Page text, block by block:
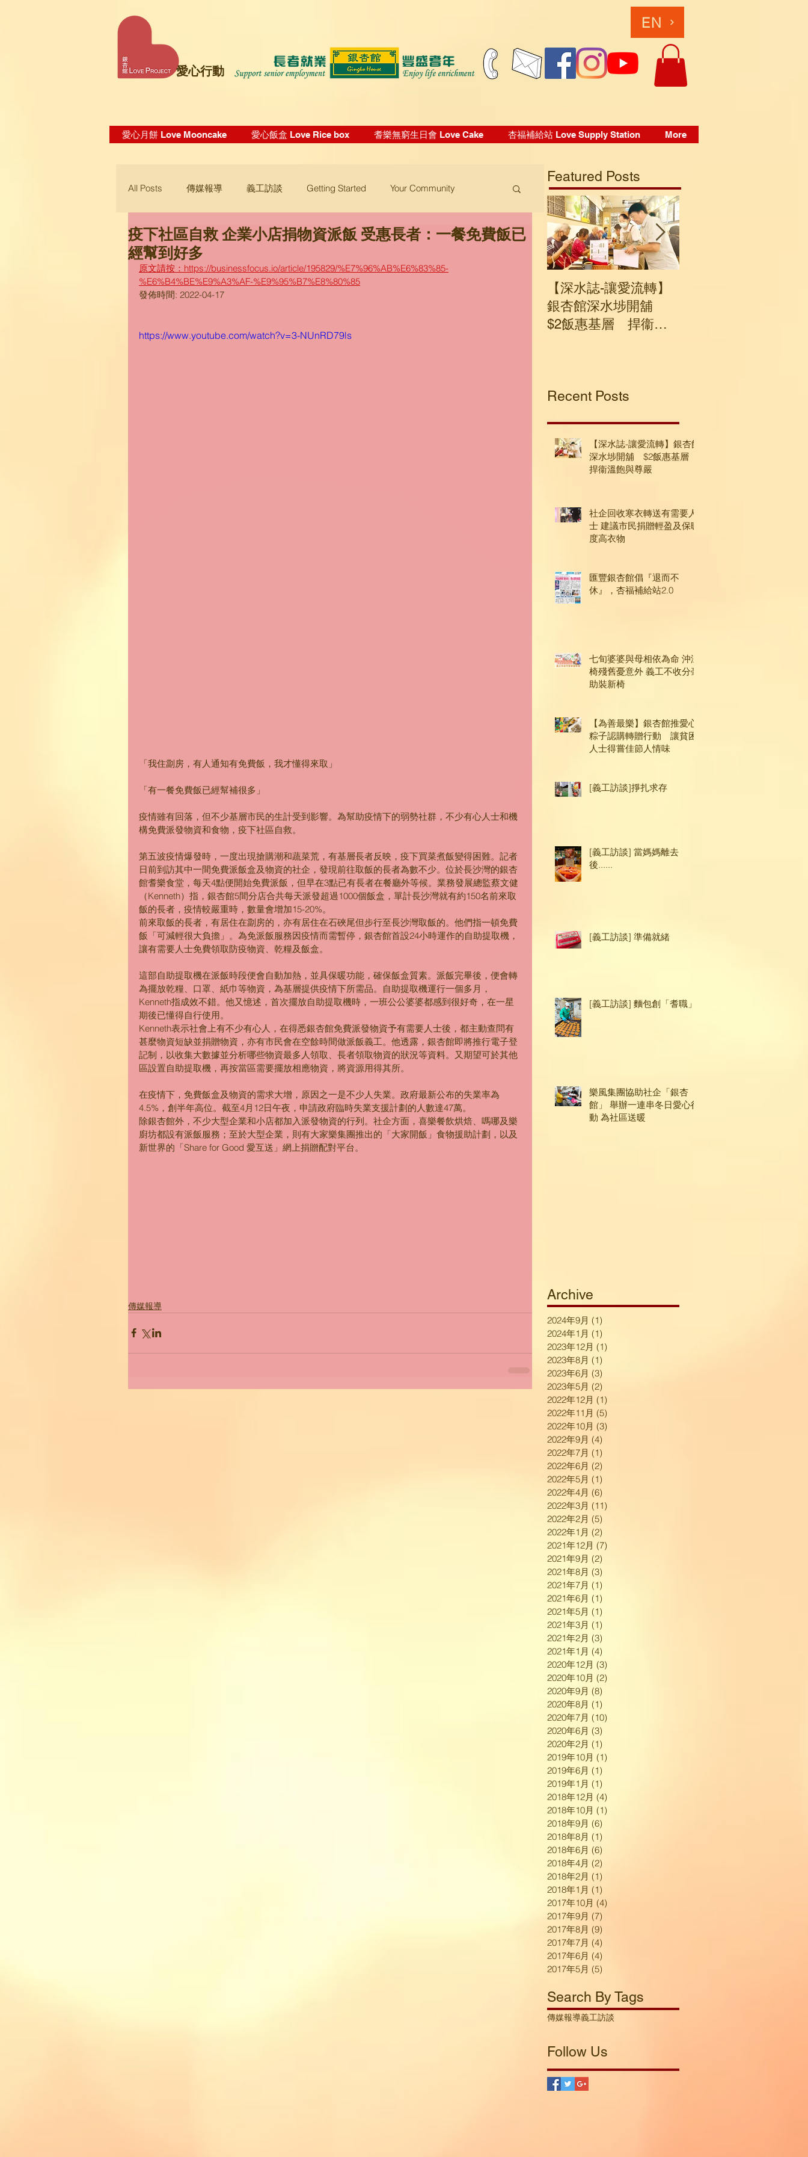
愛心行動
EN
愛心月餅 Love Mooncake 愛心飯盒 Love Rice box 耆樂無窮生日會 Love Cake 杏福補給站 Love Supply Station More
All Posts 傳媒報導 義工訪談 Getting Started Your Community
Blogging Tips
疫下社區自救 企業小店捐物資派飯 受惠長者：一餐免費飯已
經幫到好多
原文請按：https://businessfocus.io/article/195829/%E7%96%AB%E6%83%85-
%E6%B4%BE%E9%A3%AF-%E9%95%B7%E8%80%85
發佈時間: 2022-04-17
https://www.youtube.com/watch?v=3-NUnRD79ls
「我住劏房，有人通知有免費飯，我才懂得來取」
「有一餐免費飯已經幫補很多」
疫情雖有回落，但不少基層市民的生計受到影響。為幫助疫情下的弱勢社群，不少有心人士和機
構免費派發物資和食物，疫下社區自救。
第五波疫情爆發時，一度出現搶購潮和蔬菜荒，有基層長者反映，疫下買菜煮飯變得困難。記者
日前到訪其中一間免費派飯盒及物資的社企，發現前往取飯的長者為數不少。位於長沙灣的銀杏
館耆樂食堂，每天4點便開始免費派飯，但早在3點已有長者在餐廳外等候。業務發展總監蔡文健
（Kenneth）指，銀杏館5間分店合共每天派發超過1000個飯盒，單計長沙灣就有約150名前來取
飯的長者，疫情較嚴重時，數量會增加15-20%。
前來取飯的長者，有居住在劏房的，亦有居住在石硤尾但步行至長沙灣取飯的。他們指一頓免費
飯「可減輕很大負擔」。為免派飯服務因疫情而需暫停，銀杏館首設24小時運作的自助提取機，
讓有需要人士免費領取防疫物資、乾糧及飯盒。
這部自助提取機在派飯時段便會自動加熱，並具保暖功能，確保飯盒質素。派飯完畢後，便會轉
為擺放乾糧、口罩、紙巾等物資，為基層提供疫情下所需品。自助提取機運行一個多月，
Kenneth指成效不錯。他又憶述，首次擺放自助提取機時，一班公公婆婆都感到很好奇，在一星
期後已懂得自行使用。
Kenneth表示社會上有不少有心人，在得悉銀杏館免費派發物資予有需要人士後，都主動查問有
甚麼物資短缺並捐贈物資，亦有市民會在空餘時間做派飯義工。他透露，銀杏館即將推行電子登
記制，以收集大數據並分析哪些物資最多人領取、長者領取物資的狀況等資料。又期望可於其他
區設置自助提取機，再按當區需要擺放相應物資，將資源用得其所。
在疫情下，免費飯盒及物資的需求大增，原因之一是不少人失業。政府最新公布的失業率為
4.5%，創半年高位。截至4月12日午夜，申請政府臨時失業支援計劃的人數達47萬。
除銀杏館外，不少大型企業和小店都加入派發物資的行列。社企方面，喜樂餐飲烘焙、嗎哪及樂
廚坊都設有派飯服務；至於大型企業，則有大家樂集團推出的「大家開飯」食物援助計劃，以及
新世界的「Share for Good 愛互送」網上捐贈配對平台。
傳媒報導
Featured Posts
【深水誌-讓愛流轉】
銀杏館深水埗開舖
$2飯惠基層 捍衞溫
Recent Posts
【深水誌-讓愛流轉】銀杏館
深水埗開舖 $2飯惠基層
捍衞溫飽與尊嚴
社企回收寒衣轉送有需要人
士 建議市民捐贈輕盈及保暖
度高衣物
匯豐銀杏館倡『退而不
休』，杏福補給站2.0
七旬婆婆與母相依為命 沖涼
椅殘舊憂意外 義工不收分毫
助裝新椅
【為善最樂】銀杏館推愛心
粽子認購轉贈行動 讓貧困
人士得嘗佳節人情味
[義工訪談]掙扎求存
[義工訪談] 當媽媽離去
後......
[義工訪談] 準備就緒
[義工訪談] 麵包創「耆職」
樂風集團協助社企「銀杏
館」 舉辦一連串冬日愛心行
動 為社區送暖
Archive
2024年9月 (1)
2024年1月 (1)
2023年12月 (1)
2023年8月 (1)
2023年6月 (3)
2023年5月 (2)
2022年12月 (1)
2022年11月 (5)
2022年10月 (3)
2022年9月 (4)
2022年7月 (1)
2022年6月 (2)
2022年5月 (1)
2022年4月 (6)
2022年3月 (11)
2022年2月 (5)
2022年1月 (2)
2021年12月 (7)
2021年9月 (2)
2021年8月 (3)
2021年7月 (1)
2021年6月 (1)
2021年5月 (1)
2021年3月 (1)
2021年2月 (3)
2021年1月 (4)
2020年12月 (3)
2020年10月 (2)
2020年9月 (8)
2020年8月 (1)
2020年7月 (10)
2020年6月 (3)
2020年2月 (1)
2019年10月 (1)
2019年6月 (1)
2019年1月 (1)
2018年12月 (4)
2018年10月 (1)
2018年9月 (6)
2018年8月 (1)
2018年6月 (6)
2018年4月 (2)
2018年2月 (1)
2018年1月 (1)
2017年10月 (4)
2017年9月 (7)
2017年8月 (9)
2017年7月 (4)
2017年6月 (4)
2017年5月 (5)
Search By Tags
傳媒報導義工訪談
Follow Us